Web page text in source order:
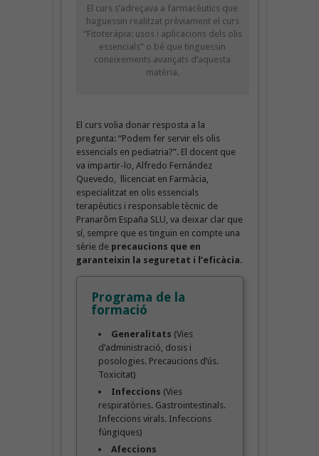
El curs s’adreçava a farmacèutics que
haguessin realitzat prèviament el curs
“Fitoteràpia: usos i aplicacions dels olis
essencials” o bé que tinguessin
coneixements avançats d’aquesta
matèria.
El curs volia donar resposta a la
pregunta: “Podem fer servir els olis
essencials en pediatria?”. El docent que
va impartir-lo, Alfredo Fernández
Quevedo, llicenciat en Farmàcia,
especialitzat en olis essencials
terapèutics i responsable tècnic de
Pranarôm España SLU, va deixar clar que
sí, sempre que es tinguin en compte una
sèrie de precaucions que en
garanteixin la seguretat i l’eficàcia.
Programa de la
formació
Generalitats (Vies
d’administració, dosis i
posologies. Precaucions d’ús.
Toxicitat)
Infeccions (Vies
respiratòries. Gastrointestinals.
Infeccions virals. Infeccions
fúngiques)
Afeccions